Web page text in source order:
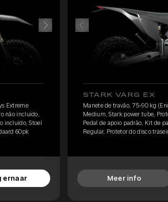
Extreme
não incluído,
incluído, Stoel
60pk
ernaar
STARK VARG EX
Manete de travão, 75-90 kg
Medium, Stark power tube,
Pedal de apoio padrão, Kit de
Regular, Protetor do disco
Meer info